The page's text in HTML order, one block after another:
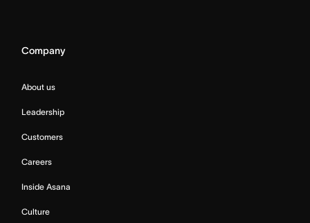
Company
About us
Leadership
Customers
Careers
Inside Asana
Culture